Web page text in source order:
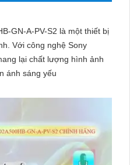
GN-A-PV-S2 là một thiết bị
lại chất lượng hình ảnh
ánh sáng yếu